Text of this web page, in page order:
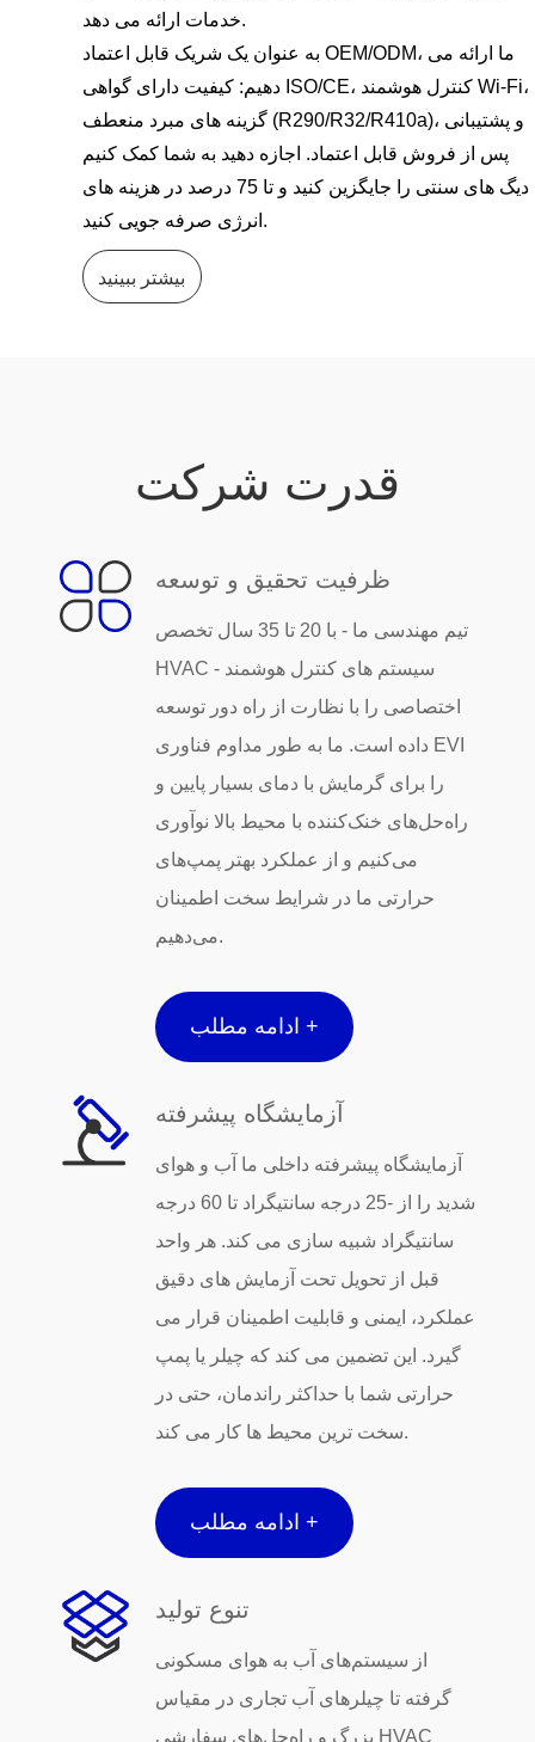
خدمات ارائه می دهد.
به عنوان یک شریک قابل اعتماد OEM/ODM، ما ارائه می
دهیم: کیفیت دارای گواهی ISO/CE، کنترل هوشمند Wi-Fi،
گزینه های مبرد منعطف (R290/R32/R410a)، و پشتیبانی
پس از فروش قابل اعتماد. اجازه دهید به شما کمک کنیم
دیگ های سنتی را جایگزین کنید و تا 75 درصد در هزینه های
انرژی صرفه جویی کنید.
بیشتر ببینید
قدرت شرکت
ظرفیت تحقیق و توسعه
تیم مهندسی ما - با 20 تا 35 سال تخصص
HVAC - سیستم های کنترل هوشمند
اختصاصی را با نظارت از راه دور توسعه
داده است. ما به طور مداوم فناوری EVI
را برای گرمایش با دمای بسیار پایین و
راه‌حل‌های خنک‌کننده با محیط بالا نوآوری
می‌کنیم و از عملکرد بهتر پمپ‌های
حرارتی ما در شرایط سخت اطمینان
می‌دهیم.
ادامه مطلب +
آزمایشگاه پیشرفته
آزمایشگاه پیشرفته داخلی ما آب و هوای
شدید را از -25 درجه سانتیگراد تا 60 درجه
سانتیگراد شبیه سازی می کند. هر واحد
قبل از تحویل تحت آزمایش های دقیق
عملکرد، ایمنی و قابلیت اطمینان قرار می
گیرد. این تضمین می کند که چیلر یا پمپ
حرارتی شما با حداکثر راندمان، حتی در
سخت ترین محیط ها کار می کند.
ادامه مطلب +
تنوع تولید
از سیستم‌های آب به هوای مسکونی
گرفته تا چیلرهای آب تجاری در مقیاس
بزرگ و راه‌حل‌های سفارشی HVAC